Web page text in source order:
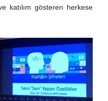
katılım gösteren herkese